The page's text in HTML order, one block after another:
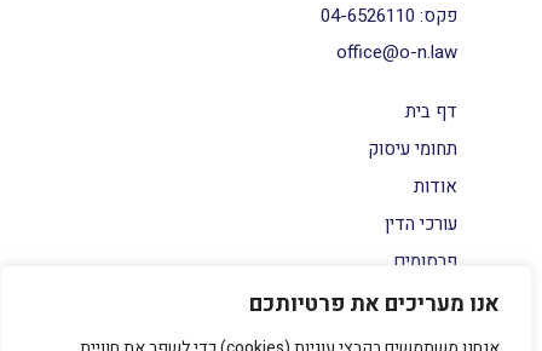
אנו מעריכים את פרטיותכם
דף בית
תחומי עיסוק
אודות
עורכי הדין
פרסומים
צור קשר
פקס: 04-6526110
office@o-n.law